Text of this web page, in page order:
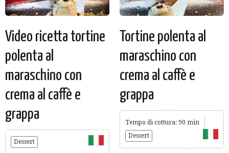
Video ricetta tortine
polenta al
maraschino con
crema al caffè e
grappa
Dessert
Tortine polenta al
maraschino con
crema al caffè e
grappa
Tempo di cottura: 90 min
Dessert